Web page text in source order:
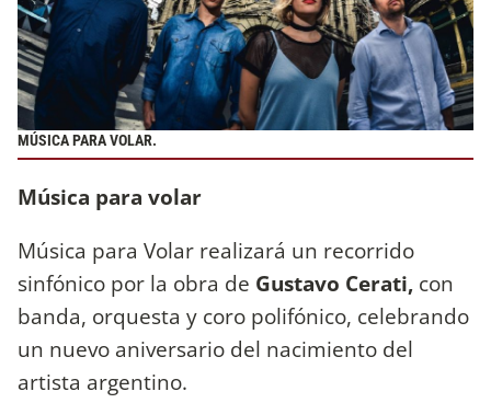
MÚSICA PARA VOLAR.
Música para volar
Música para Volar realizará un recorrido
sinfónico por la obra de Gustavo Cerati, con
banda, orquesta y coro polifónico, celebrando
un nuevo aniversario del nacimiento del
artista argentino.